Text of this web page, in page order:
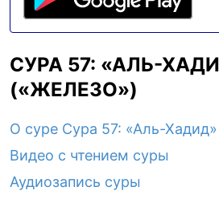
СУРА 57: «АЛЬ-
(«ЖЕЛЕЗО»)
О суре Сура 57: «Аль-
Видео с чтением суры
Аудиозапись суры